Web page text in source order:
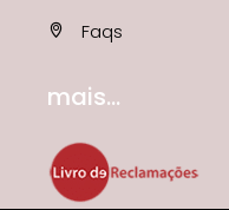
Faqs
mais...